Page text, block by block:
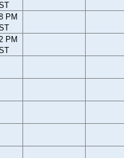
PM
PM